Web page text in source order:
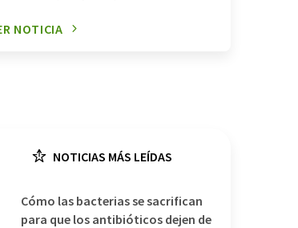
NOTICIA
NOTICIAS MÁS LEÍDAS
Cómo las bacterias se sacrifican
para que los antibióticos dejen de